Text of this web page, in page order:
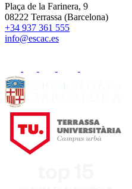
Plaça de la Farinera, 9
08222 Terrassa (Barcelona)
+34 937 361 555
info@escac.es